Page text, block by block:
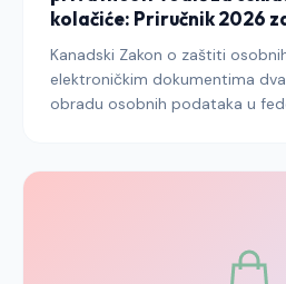
kolačiće: Priručnik 2026
Kanadski Zakon o zaštiti
elektroničkim dokumentima
obradu osobnih podataka u
objašnjava što PIPEDA
odnosu na Zakon 25 Québeca i